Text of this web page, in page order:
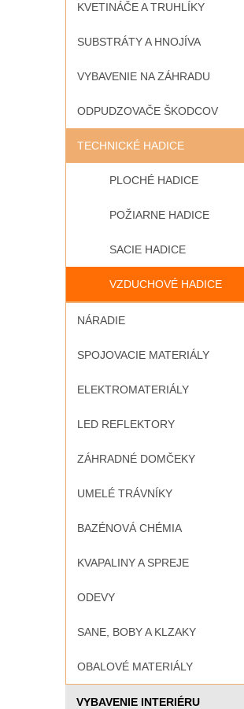
KVETINÁČE A TRUHLÍKY
SUBSTRÁTY A HNOJÍVA
VYBAVENIE NA ZÁHRADU
ODPUDZOVAČE ŠKODCOV
TECHNICKÉ HADICE
PLOCHÉ HADICE
POŽIARNE HADICE
SACIE HADICE
VZDUCHOVÉ HADICE
NÁRADIE
SPOJOVACIE MATERIÁLY
ELEKTROMATERIÁLY
LED REFLEKTORY
ZÁHRADNÉ DOMČEKY
UMELÉ TRÁVNÍKY
BAZÉNOVÁ CHÉMIA
KVAPALINY A SPREJE
ODEVY
SANE, BOBY A KLZAKY
OBALOVÉ MATERIÁLY
VYBAVENIE INTERIÉRU